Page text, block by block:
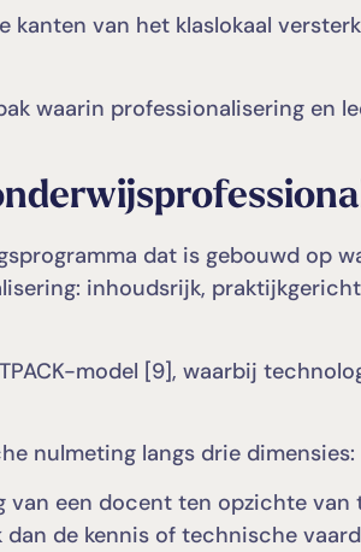
kanten van het klaslokaal
waarin professionalisering en
dat is gebouwd op
inhoudsrijk,
model [9], waarbij
nulmeting langs drie
een docent ten opzichte van
de kennis of technische